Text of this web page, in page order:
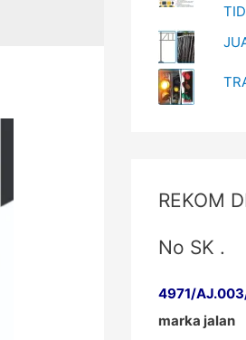
REKOM
No SK .
4971/
marka jalan